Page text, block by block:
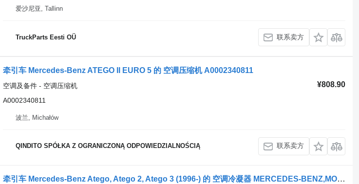
爱沙尼亚, Tallinn
TruckParts Eesti OÜ 联系卖方
牵引车 Mercedes-Benz ATEGO II EURO 5 的 空调压缩机 A0002340811
¥808.90
空调及备件 - 空调压缩机
A0002340811
波兰, Michałów
QINDITO SPÓŁKA Z OGRANICZONĄ ODPOWIEDZIALNOŚCIĄ 联系卖方
牵引车 Mercedes-Benz Atego, Atego 2, Atego 3 (1996-) 的 空调冷凝器 MERCEDES-BENZ,MODINE Atego 3 (01.13-) A9705000154